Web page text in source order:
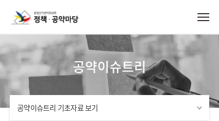
공약이슈트리
공약이슈트리 기초자료 보기